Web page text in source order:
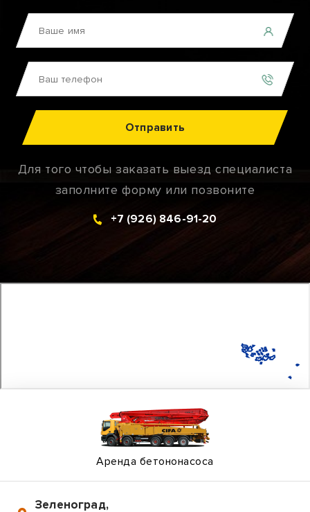
Отправить
Для того чтобы заказать выезд специалиста
заполните форму или позвоните
+7 (926) 846-91-20
Аренда бетононасоса
Зеленоград,